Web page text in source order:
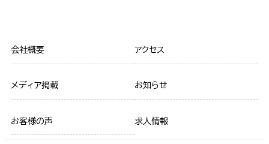
会社概要 アクセス
メディア掲載 お知らせ
お客様の声 求人情報